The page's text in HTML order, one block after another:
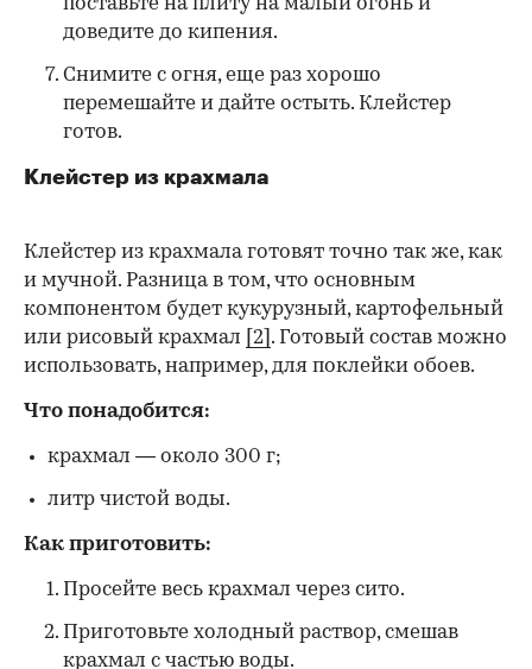
поставьте на плиту на малый огонь и
доведите до кипения.
Снимите с огня, еще раз хорошо
перемешайте и дайте остыть. Клейстер
готов.
Клейстер из крахмала
Клейстер из крахмала готовят точно так же, как
и мучной. Разница в том, что основным
компонентом будет кукурузный, картофельный
или рисовый крахмал
[2] . Готовый состав можно
использовать, например, для поклейки обоев.
Что понадобится:
крахмал — около 300 г;
литр чистой воды.
Как приготовить:
Просейте весь крахмал через сито.
Приготовьте холодный раствор, смешав
крахмал с частью воды.